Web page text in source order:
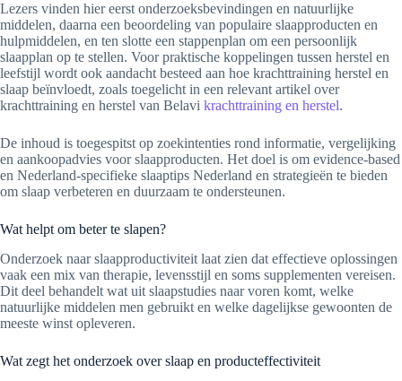
Lezers vinden hier eerst onderzoeksbevindingen en natuurlijke
middelen, daarna een beoordeling van populaire slaapproducten en
hulpmiddelen, en ten slotte een stappenplan om een persoonlijk
slaapplan op te stellen. Voor praktische koppelingen tussen herstel en
leefstijl wordt ook aandacht besteed aan hoe krachttraining herstel en
slaap beïnvloedt, zoals toegelicht in een relevant artikel over
krachttraining en herstel van Belavi krachttraining en herstel.
De inhoud is toegespitst op zoekintenties rond informatie, vergelijking
en aankoopadvies voor slaapproducten. Het doel is om evidence-based
en Nederland-specifieke slaaptips Nederland en strategieën te bieden
om slaap verbeteren en duurzaam te ondersteunen.
Wat helpt om beter te slapen?
Onderzoek naar slaapproductiviteit laat zien dat effectieve oplossingen
vaak een mix van therapie, levensstijl en soms supplementen vereisen.
Dit deel behandelt wat uit slaapstudies naar voren komt, welke
natuurlijke middelen men gebruikt en welke dagelijkse gewoonten de
meeste winst opleveren.
Wat zegt het onderzoek over slaap en producteffectiviteit